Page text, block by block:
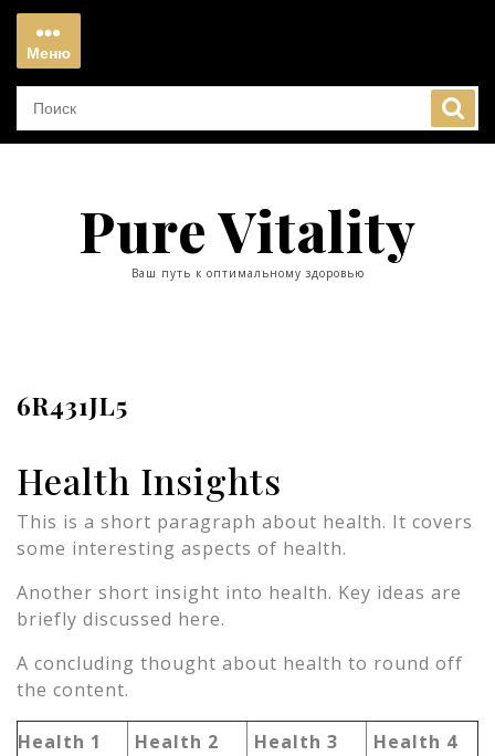
Перейти
содержимому
Меню
Меню
Pure Vitality
Ваш путь к оптимальному здоровью
6R431JL5
Health Insights
This is a short paragraph about health. It covers
some interesting aspects of health.
Another short insight into health. Key ideas are
briefly discussed here.
A concluding thought about health to round off
the content.
Health 1 Health 2 Health 3
Health 4